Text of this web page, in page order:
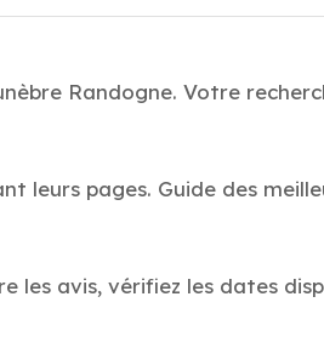
Randogne. Votre
leurs pages. Guide des
les avis, vérifiez les dates